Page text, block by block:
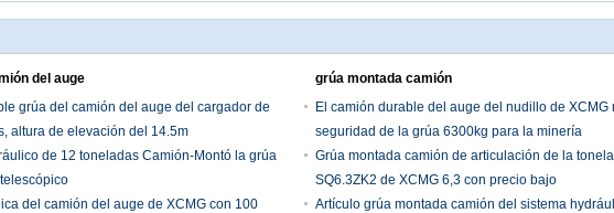
del auge
grúa del camión del auge del cargador de
altura de elevación del 14.5m
de 12 toneladas Camión-Montó la grúa
del camión del auge de XCMG con 100
grúa montada camión
El camión durable del auge del nudillo de XCMG
seguridad de la grúa 6300kg para la minería
Grúa montada camión de articulación de la
SQ6.3ZK2 de XCMG 6,3 con precio bajo
Artículo grúa montada camión del sistema